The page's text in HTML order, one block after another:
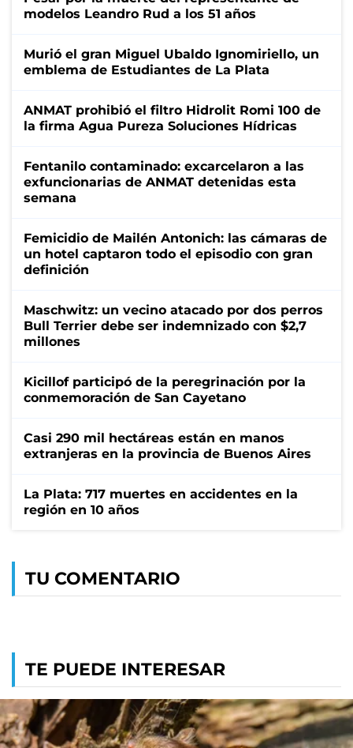
modelos Leandro Rud a los 51 años
Murió el gran Miguel Ubaldo Ignomiriello, un
emblema de Estudiantes de La Plata
ANMAT prohibió el filtro Hidrolit Romi 100 de
la firma Agua Pureza Soluciones Hídricas
Fentanilo contaminado: excarcelaron a las
exfuncionarias de ANMAT detenidas esta
semana
Femicidio de Mailén Antonich: las cámaras de
un hotel captaron todo el episodio con gran
definición
Maschwitz: un vecino atacado por dos perros
Bull Terrier debe ser indemnizado con $2,7
millones
Kicillof participó de la peregrinación por la
conmemoración de San Cayetano
Casi 290 mil hectáreas están en manos
extranjeras en la provincia de Buenos Aires
La Plata: 717 muertes en accidentes en la
región en 10 años
TU COMENTARIO
TE PUEDE INTERESAR